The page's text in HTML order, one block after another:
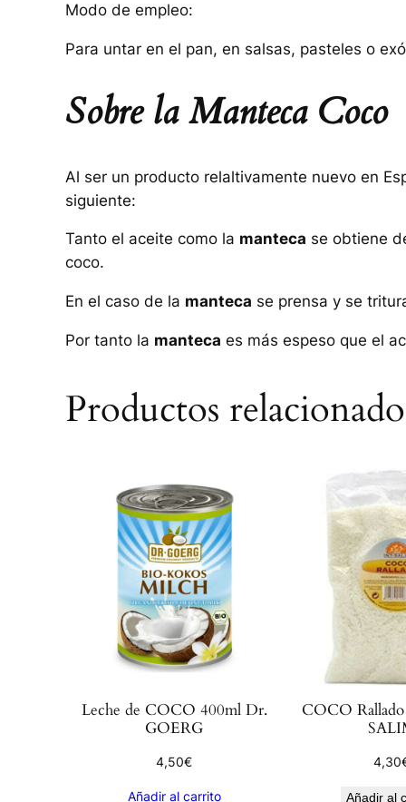
Modo de empleo:
Para untar en el pan, en salsas, pasteles o
Sobre la Manteca Coco
Al ser un producto relaltivamente nuevo en
siguiente:
Tanto el aceite como la manteca se obtiene
coco.
En el caso de la manteca se prensa y se
Por tanto la manteca es más espeso que el
Productos
Leche de COCO 400ml Dr.
GOERG
4,50€
Añadir al carrito
COCO
4,30
Añadir al